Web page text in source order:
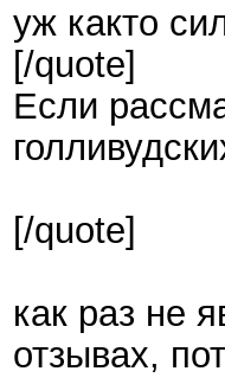
уж както
[/quote]
Если
[/quote]
как раз не
отзывах,